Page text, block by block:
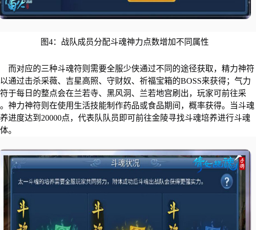
图4：战队成员分配斗魂神力点数增加不同属性
应的三种斗魂符则需要全服少侠通过不同的途径获取，精力神符
通过击杀采薇、吉星高照、守财奴、祈福宝箱的BOSS来获得；气力
于每日的整点会在兰若寺、黑风洞、兰若地宫刷出，玩家可前往采
神力神符则在使用生活技能制作药品或食品期间，概率获得。当斗魂
进度达到20000点，代表队队员即可前往金陵寻找斗魂培养进行斗魂
。